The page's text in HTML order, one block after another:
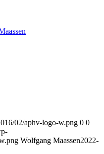
02/aphv-logo-w.png 0 0
Wolfgang Maassen2022-